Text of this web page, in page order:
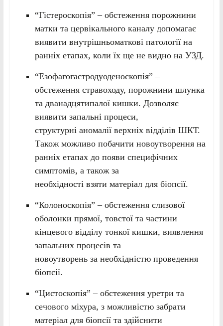
“Гістероскопія” – обстеження порожнини
матки та цервікального каналу допомагає
виявити внутрішньоматкові патології на
ранніх етапах, коли їх ще не видно на УЗД.
“Езофагогастродуоденоскопія” –
обстеження стравоходу, порожнини шлунка
та дванадцятипалої кишки. Дозволяє
виявити запальні процеси,
структурні аномалії верхніх відділів ШКТ.
Також можливо побачити новоутворення на
ранніх етапах до появи специфічних
симптомів, а також за
необхідності взяти матеріал для біопсії.
“Колоноскопія” – обстеження слизової
оболонки прямої, товстої та частини
кінцевого відділу тонкої кишки, виявлення
запальних процесів та
новоутворень за необхідністю проведення
біопсії.
“Цистоскопія” – обстеження уретри та
сечового міхура, з можливістю забрати
матеріал для біопсії та здійснити